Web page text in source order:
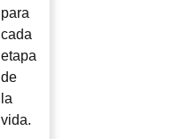
para
cada
etapa
de
la
vida.